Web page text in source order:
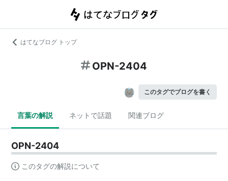
はてなブログ トップ
OPN-2404
このタグでブログを書く
言葉の解説 ネットで話題 関連ブログ
OPN-2404
このタグの解説について